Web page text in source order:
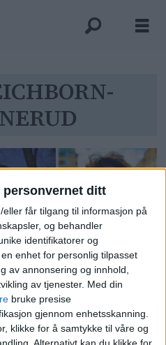
personvernet ditt
får tilgang til informasjon på
og behandler
identifikatorer og
enhet for personlig tilpasset
av annonsering og innhold,
av tjenester. Med din
bruke presise
gjennom enhetsskanning.
klikke for å samtykke til våre og
– Vi deler